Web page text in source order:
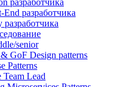
разработчика
разработчика
senior
GoF Design patterns
Patterns
Lead